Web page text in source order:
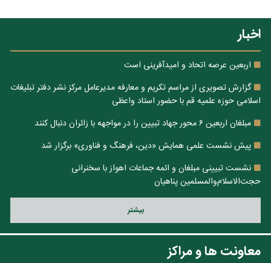
اخبار
اربعین عرصه اتحاد و امیدآفرینی است
گزارش تصویری از مراسم تکریم و معارفه مدیرعامل مرکز نشر دفتر تبلیغات
اسلامی حوزه علمیه قم با حضور استاد واعظی
مبلغان اربعین ۶ محور جهاد تبیین را در مواجهه با زائران دنبال کنند
پیش نشست علمی همایش «دین، فرهنگ و فناوری» برگزار شد
نشست تبیینی مبلغان و ائمه جماعات اهواز با سخنرانی
حجت‌الاسلام‌والمسلمین پناهیان
بيشتر
معاونت ها و مراکز